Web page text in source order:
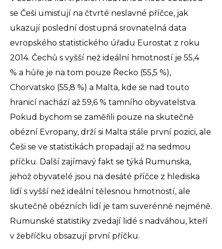
se Češi umisťují na čtvrté neslavné příčce, jak
ukazují poslední dostupná srovnatelná data
evropského statistického úřadu Eurostat z roku
2014. Čechů s vyšší než ideální hmotností je 55,4
% a hůře je na tom pouze Řecko (55,5 %),
Chorvatsko (55,8 %) a Malta, kde se nad touto
hranicí nachází až 59,6 % tamního obyvatelstva.
Pokud bychom se zaměřili pouze na skutečně
obézní Evropany, drží si Malta stále první pozici, ale
Češi se ve statistikách propadají až na sedmou
příčku. Další zajímavý fakt se týká Rumunska,
jehož obyvatelé jsou na desáté příčce z hlediska
lidí s vyšší než ideální tělesnou hmotností, ale
skutečně obézních lidí je tam suverénně nejméně.
Rumunské statistiky zvedají lidé s nadváhou, kteří
v žebříčku obsazují první příčku.